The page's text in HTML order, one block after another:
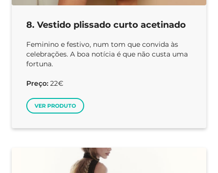
8. Vestido plissado curto acetinado
Feminino e festivo, num tom que convida às
celebrações. A boa notícia é que não custa uma
fortuna.
Preço: 22€
VER PRODUTO